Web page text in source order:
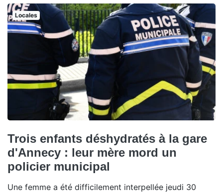
Locales
Trois enfants déshydratés à la gare
d'Annecy : leur mère mord un
policier municipal
Une femme a été difficilement interpellée jeudi 30